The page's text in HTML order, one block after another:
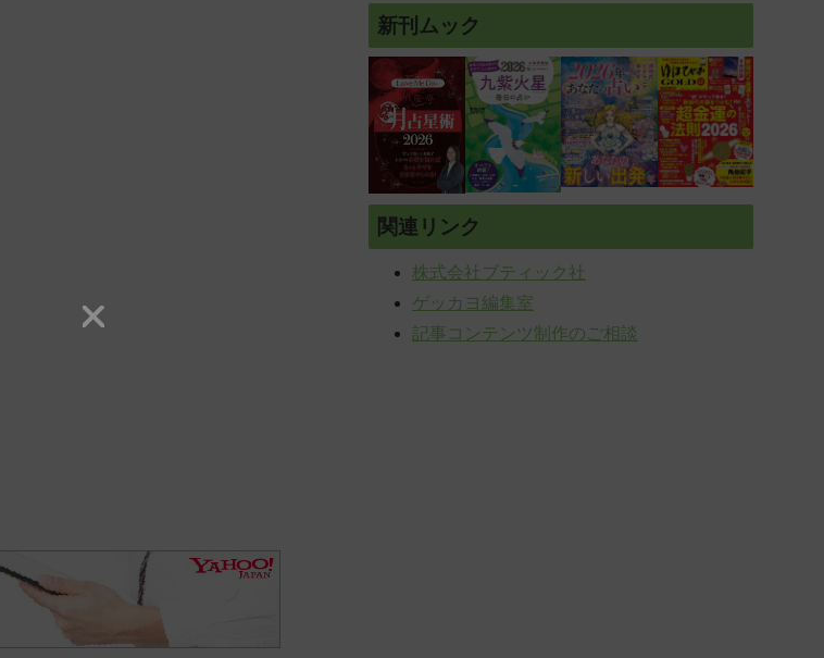
新刊ムック
関連リンク
株式会社ブティック社
ゲッカヨ編集室
記事コンテンツ制作のご相談